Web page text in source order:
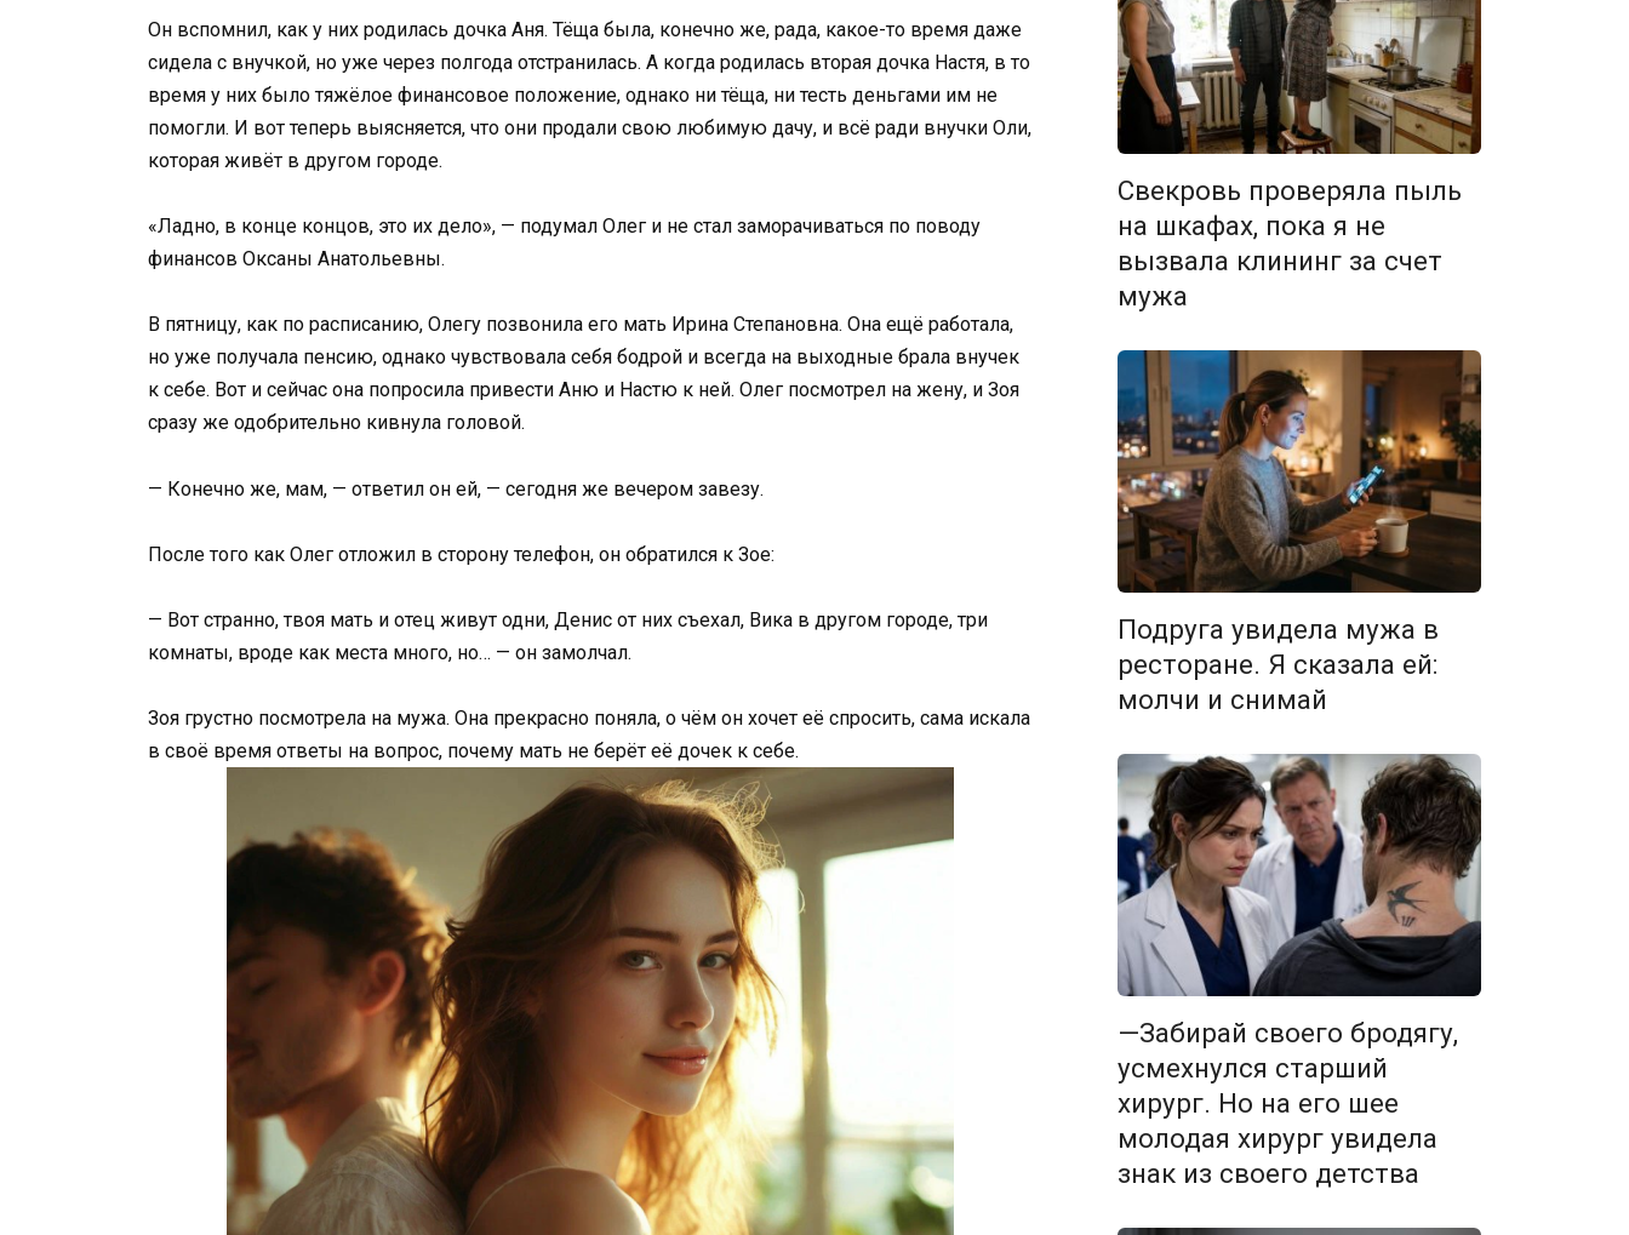
Он вспомнил, как у них родилась дочка Аня. Тёща была, конечно же, рада, какое-то время даже
сидела с внучкой, но уже через полгода отстранилась. А когда родилась вторая дочка Настя, в то
время у них было тяжёлое финансовое положение, однако ни тёща, ни тесть деньгами им не
помогли. И вот теперь выясняется, что они продали свою любимую дачу, и всё ради внучки Оли,
которая живёт в другом городе.
«Ладно, в конце концов, это их дело», — подумал Олег и не стал заморачиваться по поводу
финансов Оксаны Анатольевны.
В пятницу, как по расписанию, Олегу позвонила его мать Ирина Степановна. Она ещё работала,
но уже получала пенсию, однако чувствовала себя бодрой и всегда на выходные брала внучек
к себе. Вот и сейчас она попросила привести Аню и Настю к ней. Олег посмотрел на жену, и Зоя
сразу же одобрительно кивнула головой.
— Конечно же, мам, — ответил он ей, — сегодня же вечером завезу.
После того как Олег отложил в сторону телефон, он обратился к Зое:
— Вот странно, твоя мать и отец живут одни, Денис от них съехал, Вика в другом городе, три
комнаты, вроде как места много, но… — он замолчал.
Зоя грустно посмотрела на мужа. Она прекрасно поняла, о чём он хочет её спросить, сама искала
в своё время ответы на вопрос, почему мать не берёт её дочек к себе.
Свекровь проверяла пыль
на шкафах, пока я не
вызвала клининг за счет
мужа
Подруга увидела мужа в
ресторане. Я сказала ей:
молчи и снимай
—Забирай своего бродягу,
усмехнулся старший
хирург. Но на его шее
молодая хирург увидела
знак из своего детства